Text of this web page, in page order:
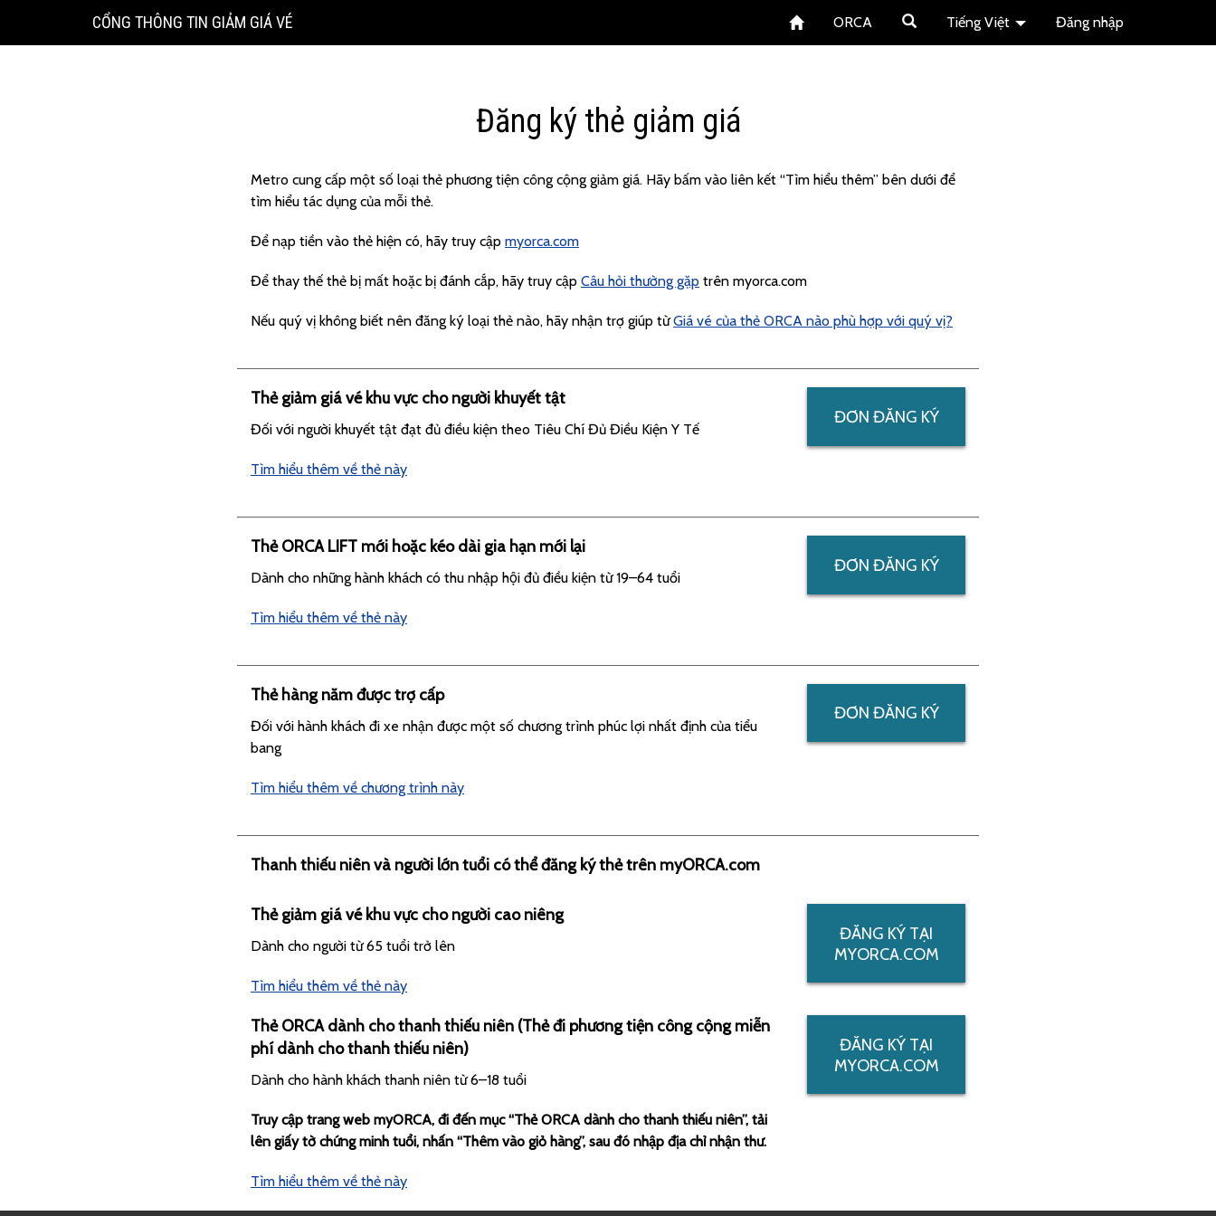
CỔNG THÔNG TIN GIẢM GIÁ VÉ ORCA Tiếng Việt Đăng nhập
Đăng ký thẻ giảm giá
Metro cung cấp một số loại thẻ phương tiện công cộng giảm giá. Hãy bấm vào liên kết “Tìm hiểu thêm” bên dưới để
tìm hiểu tác dụng của mỗi thẻ.
Để nạp tiền vào thẻ hiện có, hãy truy cập myorca.com
Để thay thế thẻ bị mất hoặc bị đánh cắp, hãy truy cập Câu hỏi thường gặp trên myorca.com
Nếu quý vị không biết nên đăng ký loại thẻ nào, hãy nhận trợ giúp từGiá vé của thẻ ORCA nào phù hợp với quý vị?
Thẻ giảm giá vé khu vực cho người khuyết tật
Đối với người khuyết tật đạt đủ điều kiện theo Tiêu Chí Đủ Điều Kiện Y Tế
Tìm hiểu thêm về thẻ này
ĐƠN ĐĂNG KÝ
Thẻ ORCA LIFT mới hoặc kéo dài gia hạn mới lại
Dành cho những hành khách có thu nhập hội đủ điều kiện từ 19–64 tuổi
Tìm hiểu thêm về thẻ này
ĐƠN ĐĂNG KÝ
Thẻ hàng năm được trợ cấp
Đối với hành khách đi xe nhận được một số chương trình phúc lợi nhất định của tiểu
bang
Tìm hiểu thêm về chương trình này
ĐƠN ĐĂNG KÝ
Thanh thiếu niên và người lớn tuổi có thể đăng ký thẻ trên myORCA.com
Thẻ giảm giá vé khu vực cho người cao niêng
Dành cho người từ 65 tuổi trở lên
Tìm hiểu thêm về thẻ này
ĐĂNG KÝ TẠI
MYORCA.COM
Thẻ ORCA dành cho thanh thiếu niên (Thẻ đi phương tiện công cộng miễn
phí dành cho thanh thiếu niên)
Dành cho hành khách thanh niên từ 6–18 tuổi
Truy cập trang web myORCA, đi đến mục “Thẻ ORCA dành cho thanh thiếu niên”, tải
lên giấy tờ chứng minh tuổi, nhấn “Thêm vào giỏ hàng”, sau đó nhập địa chỉ nhận thư.
Tìm hiểu thêm về thẻ này
ĐĂNG KÝ TẠI
MYORCA.COM